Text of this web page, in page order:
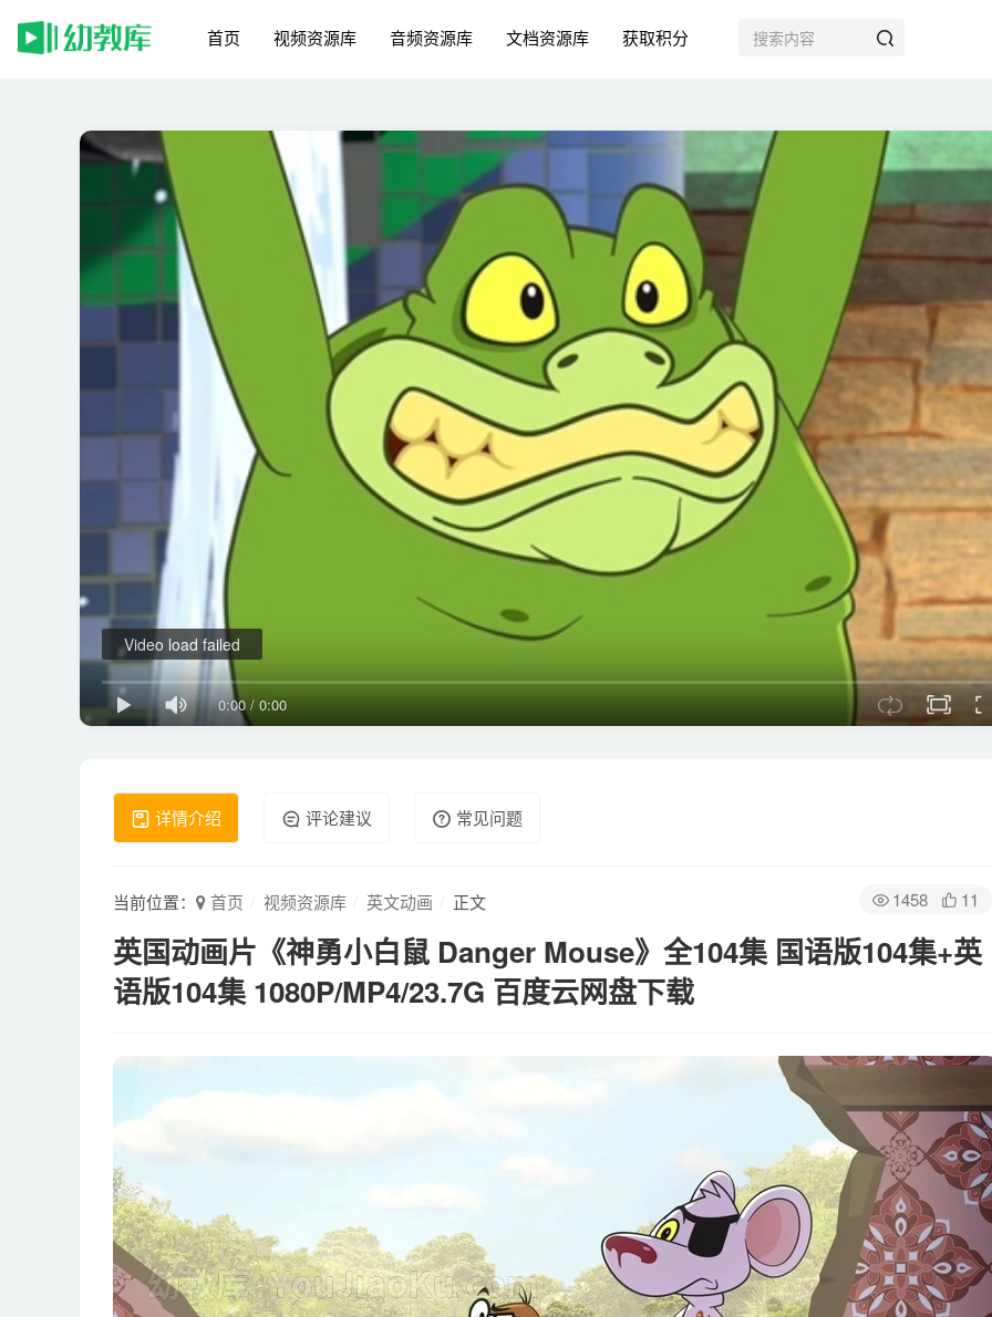
首页 视频资源库 音频资源库 文档资源库 获取积分
0:00/ 0:00
Video load failed
详情介绍 评论建议 常见问题
1458 11
当前位置： 首页 视频资源库 英文动画 正文
英国动画片《神勇小白鼠 Danger Mouse》全104集 国语版104集+英
语版104集 1080P/MP4/23.7G 百度云网盘下载